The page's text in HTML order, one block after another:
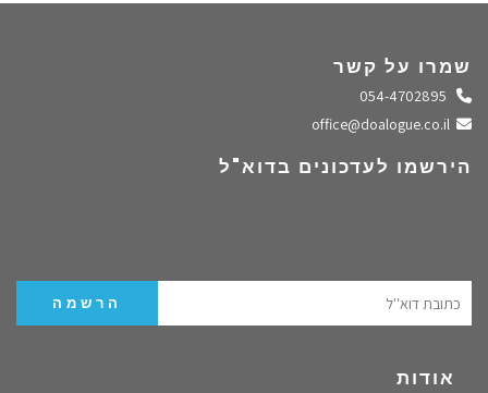
שמרו על קשר
התקשרו אלינו
שלחו מייל
הירשמו לעדכונים בדוא"ל
אודות